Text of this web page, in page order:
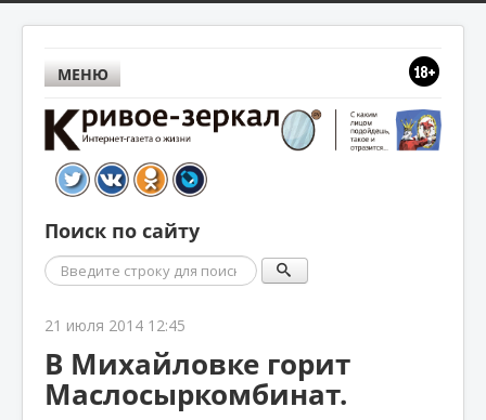
МЕНЮ
Поиск по сайту
Поиск
21 июля 2014 12:45
В Михайловке горит
Маслосыркомбинат.